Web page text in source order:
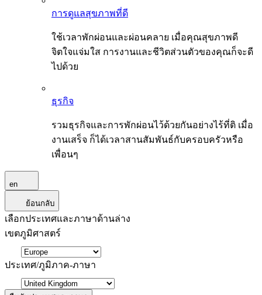
การดูแลสุขภาพที่ดี
ใช้เวลาพักผ่อนและผ่อนคลาย เมื่อคุณสุขภาพดี
จิตใจแจ่มใส การงานและชีวิตส่วนตัวของคุณก็จะดี
ไปด้วย
ธุรกิจ
รวมธุรกิจและการพักผ่อนไว้ด้วยกันอย่างไร้ที่ติ เมื่อ
งานเสร็จ ก็ได้เวลาสานสัมพันธ์กับครอบครัวหรือ
เพื่อนๆ
en
ย้อนกลับ
เลือกประเทศและภาษาด้านล่าง
เขตภูมิศาสตร์
ประเทศ/ภูมิภาค-ภาษา